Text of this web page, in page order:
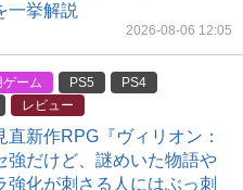
一挙解説
2026-08-06 12:05
ーム PS5
PS4
レビュー
直新作RPG『ヴィリオン：
強だけど、謎めいた物語や
強化が刺さる人にはぶっ刺